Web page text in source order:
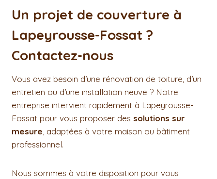
Un projet de couverture à
Lapeyrousse-Fossat ?
Contactez-nous
Vous avez besoin d’une rénovation de toiture, d’un
entretien ou d’une installation neuve ? Notre
entreprise intervient rapidement à Lapeyrousse-
Fossat pour vous proposer des solutions sur
mesure, adaptées à votre maison ou bâtiment
professionnel.
Nous sommes à votre disposition pour vous